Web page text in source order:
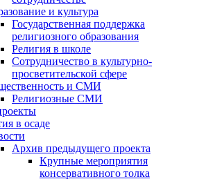
и культура
Государственная поддержка
религиозного образования
Религия в школе
Сотрудничество в культурно-
просветительской сфере
и СМИ
Религиозные СМИ
в осаде
Архив предыдущего проекта
Крупные мероприятия
консервативного толка